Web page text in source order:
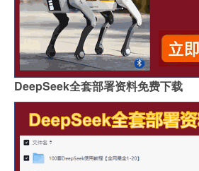
DeepSeek全套部署资料免费下载